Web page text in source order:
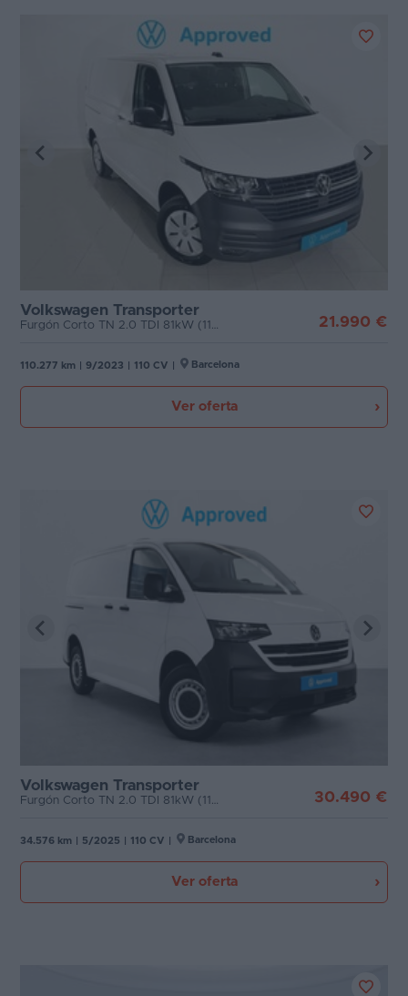
Volkswagen Transporter
Furgón Corto TN 2.0 TDI 81kW (110CV) 21.990 €
110.277 km 9/2023 110 CV Barcelona
Ver oferta
Volkswagen Transporter
Furgón Corto TN 2.0 TDI 81kW (110CV) 30.490 €
34.576 km 5/2025 110 CV Barcelona
Ver oferta